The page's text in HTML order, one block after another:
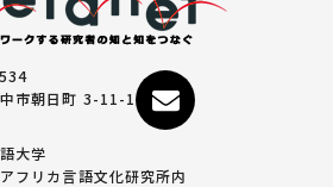
市朝日町 3-11-1
大学
フリカ言語文化研究所内